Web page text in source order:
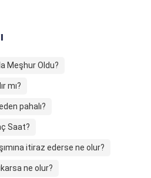
Meşhur Oldu?
mı?
pahalı?
Saat?
itiraz ederse ne olur?
ne olur?